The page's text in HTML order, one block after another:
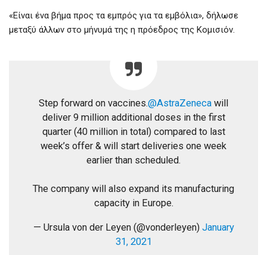
«Είναι ένα βήμα προς τα εμπρός για τα εμβόλια», δήλωσε
μεταξύ άλλων στο μήνυμά της η πρόεδρος της Κομισιόν.
Step forward on vaccines.@AstraZeneca will
deliver 9 million additional doses in the first
quarter (40 million in total) compared to last
week’s offer & will start deliveries one week
earlier than scheduled.
The company will also expand its manufacturing
capacity in Europe.
— Ursula von der Leyen (@vonderleyen) January
31, 2021